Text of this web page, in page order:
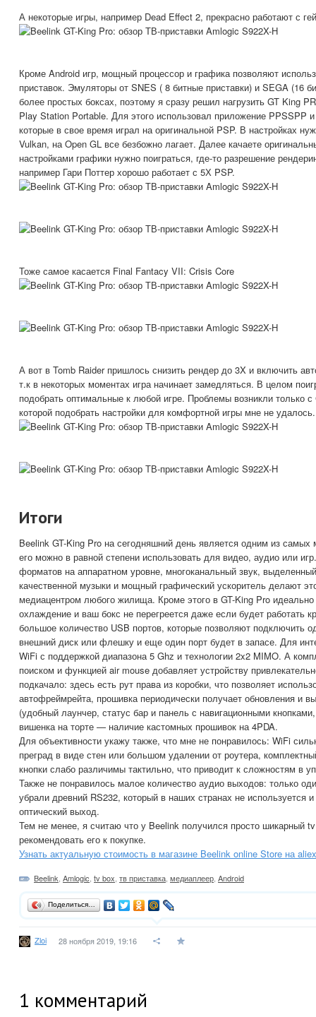
А некоторые игры, например Dead Effect 2, прекрасно работают с
Кроме Android игр, мощный процессор и графика позволяют
приставок. Эмуляторы от SNES ( 8 битные приставки) и SEGA (16
более простых боксах, поэтому я сразу решил нагрузить GT King
Play Station Portable. Для этого использовал приложение PPSSPP
которые в свое время играл на оригинальной PSP. В настройках
Vulkan, на Open GL все безбожно лагает. Далее качаете
настройками графики нужно поиграться, где-то разрешение
например Гари Поттер хорошо работает с 5Х PSP.
Тоже самое касается Final Fantacy VII: Crisis Core
А вот в Tomb Raider пришлось снизить рендер до 3X и включить
т.к в некоторых моментах игра начинает замедляться. В целом
подобрать оптимальные к любой игре. Проблемы возникли только
которой подобрать настройки для комфортной игры мне не удалось.
Итоги
Beelink GT-King Pro на сегодняшний день является одним из
его можно в равной степени использовать для видео, аудио или
форматов на аппаратном уровне, многоканальный звук,
качественной музыки и мощный графический ускоритель делают
медиацентром любого жилища. Кроме этого в GT-King Pro идеально
охлаждение и ваш бокс не перегреется даже если будет работать
большое количество USB портов, которые позволяют подключить
внешний диск или флешку и еще один порт будет в запасе. Для
WiFi с поддержкой диапазона 5 Ghz и технологии 2x2 MIMO. А
поиском и функцией air mouse добавляет устройству
подкачало: здесь есть рут права из коробки, что позволяет
автофреймрейта, прошивка периодически получает обновления и
(удобный лаунчер, статус бар и панель с навигационными
вишенка на торте — наличие кастомных прошивок на 4PDA.
Для объективности укажу также, что мне не понравилось: WiFi
преград в виде стен или большом удалении от роутера,
кнопки слабо различимы тактильно, что приводит к сложностям в
Также не понравилось малое количество аудио выходов: только
убрали древний RS232, который в наших странах не используется
оптический выход.
Тем не менее, я считаю что у Beelink получился просто шикарный
рекомендовать его к покупке.
Узнать актуальную стоимость в магазине Beelink online Store на
Beelink Amlogic tv box тв приставка медиаплеер Android
Поделиться…
Zloi 28 ноября 2019, 19:16
1 комментарий